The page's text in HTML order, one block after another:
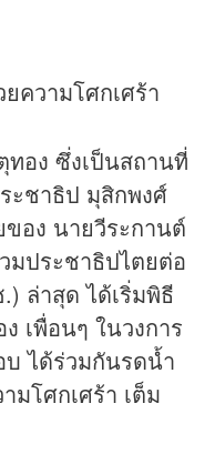
ความโศกเศร้า
ทอง ซึ่งเป็นสถานที่
ะชาธิป มุสิกพงศ์
อง นายวีระกานต์
มประชาธิปไตยต่อ
ล่าสุด ได้เริ่มพิธี
เพื่อนๆ ในวงการ
ได้ร่วมกันรดน้ำ
มโศกเศร้า เต็ม